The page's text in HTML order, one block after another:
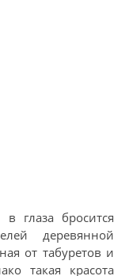
глаза бросится
деревянной
от табуретов и
такая красота